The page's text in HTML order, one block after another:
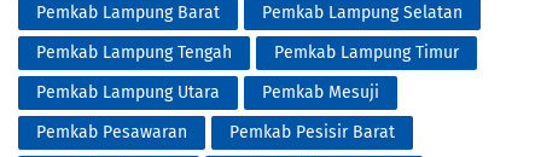
Pemkab Lampung Barat
Pemkab Lampung Selatan
Pemkab Lampung Tengah
Pemkab Lampung Timur
Pemkab Lampung Utara
Pemkab Mesuji
Pemkab Pesawaran
Pemkab Pesisir Barat